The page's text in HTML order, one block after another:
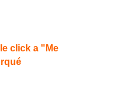
click a "Me